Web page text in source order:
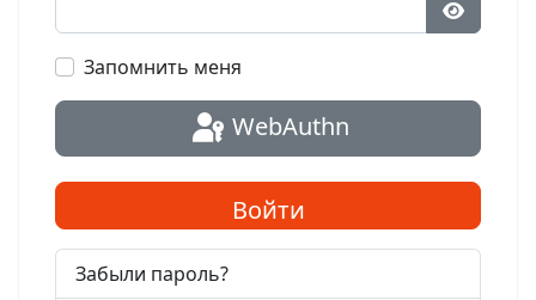
Запомнить меня
WebAuthn
Войти
Забыли пароль?